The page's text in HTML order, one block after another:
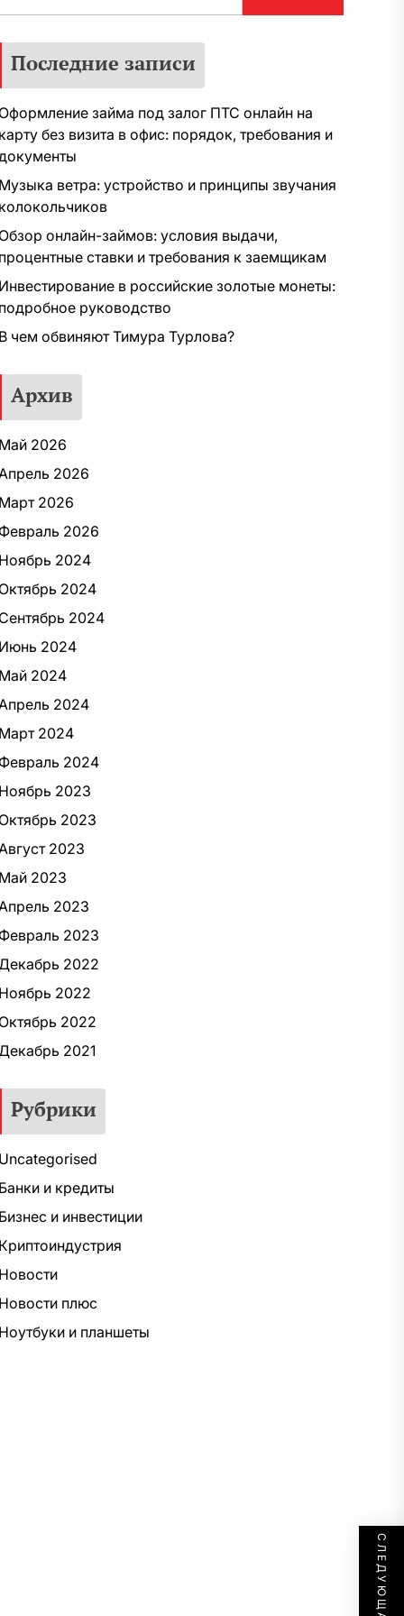
Последние записи
Оформление займа под залог ПТС онлайн на
карту без визита в офис: порядок, требования и
Музыка ветра: устройство и принципы звучания
колокольчиков
Обзор онлайн-займов: условия выдачи,
процентные ставки и требования к заемщикам
Инвестирование в российские золотые монеты:
подробное руководство
В чем обвиняют Тимура Турлова?
Архив
Май 2026
2026
Март 2026
Февраль 2026
Ноябрь 2024
Октябрь 2024
Сентябрь 2024
Июнь 2024
Май 2024
2024
Март 2024
Февраль 2024
Ноябрь 2023
Октябрь 2023
2023
Май 2023
2023
Февраль 2023
2022
Ноябрь 2022
Октябрь 2022
2021
Рубрики
Uncategorised
Банки и кредиты
Бизнес и инвестиции
Криптоиндустрия
Новости
Новости плюс
Ноутбуки и планшеты